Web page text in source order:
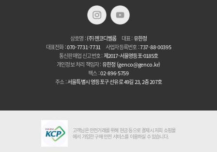
상호명 :(주)젠코디벨롭 대표 :유한정
대표전화 :070-7731-7731 사업자등록번호 :737-88-00395
통신판매업 신고번호 :제2017-서울영등포-0185호
개인정보 처리 책임자 :유한정 (genco@genco.kr)
팩스 :02-896-5759
주소 :서울특별시 영등포구 선유로 49길 23, 2층 207호
고객님은 안전거래를 위해 현금 등으로 결제시 저희 쇼핑몰
에서 가입한 구매 안전 서비스를 이용하실 수 있습니다.